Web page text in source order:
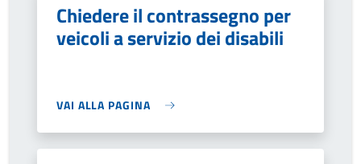
Chiedere il contrassegno per
veicoli a servizio dei disabili
VAI ALLA PAGINA